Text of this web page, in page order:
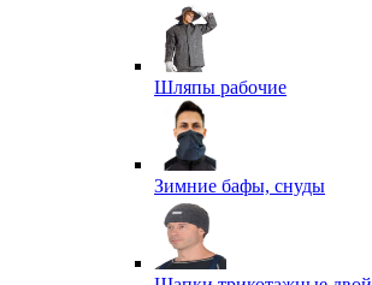
Шляпы рабочие
Зимние бафы, снуды